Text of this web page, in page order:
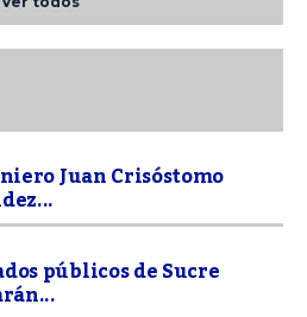
Juan Crisóstomo
públicos de Sucre